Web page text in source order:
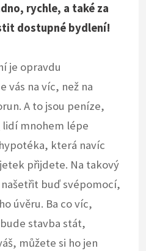
rychle, a také za
dostupné bydlení!
je opravdu
vás na víc, než na
A to jsou peníze,
lidí mnohem lépe
která navíc
přijdete. Na takový
buď svépomocí,
úvěru. Ba co víc,
stavba stát,
můžete si ho jen